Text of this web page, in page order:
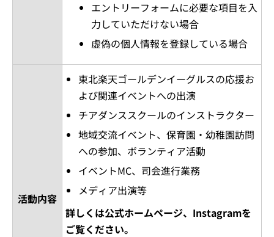
エントリーフォームに必要な項目を入
力していただけない場合
虚偽の個人情報を登録している場合
活動内容
東北楽天ゴールデンイーグルスの応援お
よび関連イベントへの出演
チアダンススクールのインストラクター
地域交流イベント、保育園・幼稚園訪問
への参加、ボランティア活動
イベントMC、司会進行業務
メディア出演等
詳しくは公式ホームページ、Instagramを
ご覧ください。